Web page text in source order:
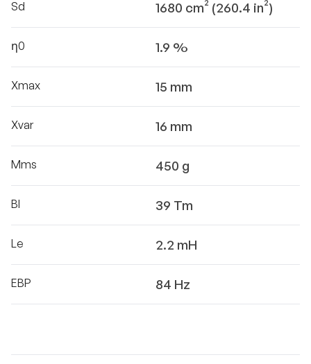
Sd 1680 cm² (260.4 in²)
η0 1.9 %
Xmax 15 mm
Xvar 16 mm
Mms 450 g
Bl 39 Tm
Le 2.2 mH
EBP 84 Hz